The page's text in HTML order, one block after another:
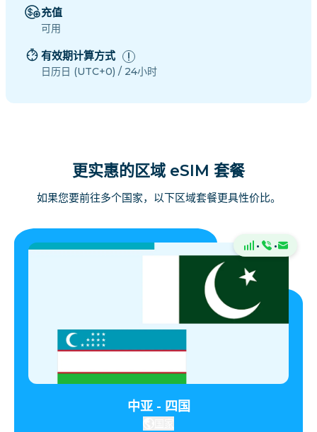
充值
可用
有效期计算方式
日历日 (UTC+0) / 24小时
更实惠的区域 eSIM 套餐
如果您要前往多个国家，以下区域套餐更具性价比。
· ·
中亚 - 四国